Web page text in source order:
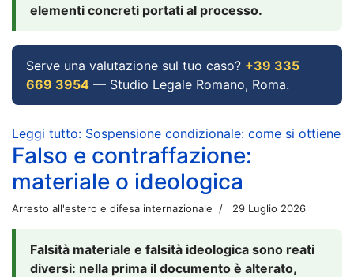
elementi concreti portati al processo.
Serve una valutazione sul tuo caso? +39 335
669 3954 — Studio Legale Romano, Roma.
Leggi tutto: Sospensione condizionale: come si ottiene
Falso e contraffazione:
materiale o ideologica
Arresto all'estero e difesa internazionale 29 Luglio 2026
Falsità materiale e falsità ideologica sono reati
diversi: nella prima il documento è alterato,